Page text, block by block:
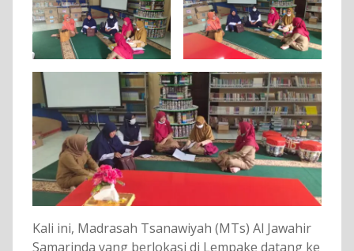
Kali ini, Madrasah Tsanawiyah (MTs) Al Jawahir
Samarinda yang berlokasi di Lempake datang ke